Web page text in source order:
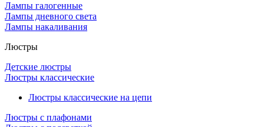
Лампы галогенные
Лампы дневного света
Лампы накаливания
Люстры
Детские люстры
Люстры классические
Люстры классические на цепи
Люстры с плафонами